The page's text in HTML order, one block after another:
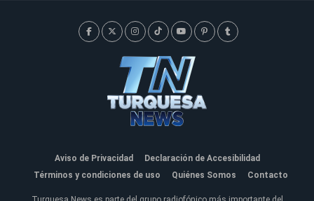
Aviso de Privacidad
Declaración de Accesibilidad
Términos y condiciones de uso
Quiénes Somos Contacto